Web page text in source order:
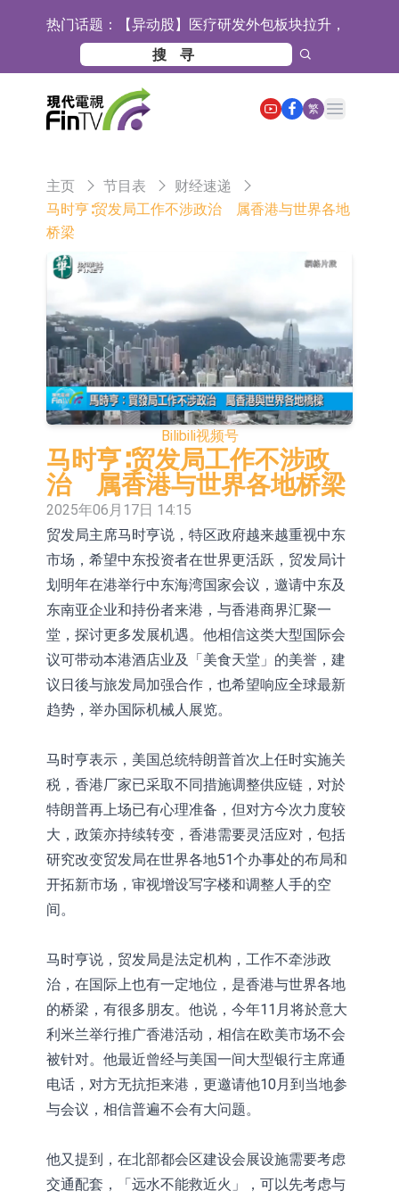
热门话题： 【异动股】医疗研发外包板块拉升，
毕得医药(688073.CN)涨20.01%
中远海科：与中远海运国际(香港)有
限公司正在开展增资对价的支付
新莱应材：受益于半导体国产替代提
速及国内晶圆厂扩产 公司泛半导体全
【异动股】港股跌幅榜前十，智傲控
康(00348.HK)跌14.81%
技集团股权(02993.HK)涨+140.00%，
深交所：鑫元中证电池主题交易型开
港股通标的证券名单
和光智成完成天使轮数千万融资
10年期港元特区政府机构债券将于
2026年8月12日透过重开进行投标
5年期港元特区政府机构债券将于
2026年8月12日透过重开进行投标
1年期港元隔夜平均指数挂钩债券将
于2026年8月12日进行投标
香港证监会就中国糖果前高管的失当
行为取得13年取消资格令
【异动股】港股跌幅榜前十，融信中
国(03301.HK)跌38.98%，德信服务集
团(02215.HK)跌35.71%
【异动股】港股涨幅榜前十，生物系
统工程股权(02902.HK)涨+218.75%，
敏捷控股(00186.HK)涨+82.50%
地纬智能：暂未开展对外的语料商业
化服务
嘉立创：公司主要提供EDA/CAM、
PCB、电子元器件等电子及机械产业
链一站式研发智造服务
工信部：鼓励民爆企业依法依规实施
重组整合
神火股份：新疆神火铝水转化率已
100%
【异动股】焦炭Ⅲ板块下挫，陕西黑
繁
Open main menu
主页 节目表
财经速递
马时亨∶贸发局工作不涉政治 属香港与世界各地
桥梁
Bilibili视频号
马时亨∶贸发局工作不涉政
治 属香港与世界各地桥梁
2025年06月17日 14:15
贸发局主席马时亨说，特区政府越来越重视中东
市场，希望中东投资者在世界更活跃，贸发局计
划明年在港举行中东海湾国家会议，邀请中东及
东南亚企业和持份者来港，与香港商界汇聚一
堂，探讨更多发展机遇。他相信这类大型国际会
议可带动本港酒店业及「美食天堂」的美誉，建
议日後与旅发局加强合作，也希望响应全球最新
趋势，举办国际机械人展览。
马时亨表示，美国总统特朗普首次上任时实施关
税，香港厂家已采取不同措施调整供应链，对於
特朗普再上场已有心理准备，但对方今次力度较
大，政策亦持续转变，香港需要灵活应对，包括
研究改变贸发局在世界各地51个办事处的布局和
开拓新市场，审视增设写字楼和调整人手的空
间。
马时亨说，贸发局是法定机构，工作不牵涉政
治，在国际上也有一定地位，是香港与世界各地
的桥梁，有很多朋友。他说，今年11月将於意大
利米兰举行推广香港活动，相信在欧美市场不会
被针对。他最近曾经与美国一间大型银行主席通
电话，对方无抗拒来港，更邀请他10月到当地参
与会议，相信普遍不会有大问题。
他又提到，在北部都会区建设会展设施需要考虑
交通配套，「远水不能救近火」，可以先考虑与